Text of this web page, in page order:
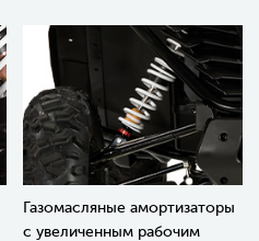
Газомасляные амортизаторы
с увеличенным рабочим